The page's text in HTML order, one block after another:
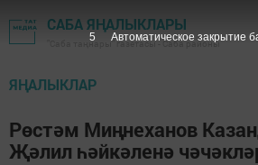
САБА ЯҢАЛЫКЛАРЫ
"Саба таңнары" газетасы - Саба районы
ЯҢАЛЫКЛАР
Рөстәм Миңнеханов
Җәлил һәйкәленә
4 Автоматическое закрытие